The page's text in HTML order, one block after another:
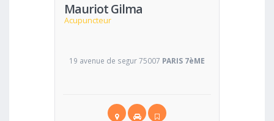
Mauriot Gilma
Acupuncteur
19 avenue de segur 75007 PARIS 7èME